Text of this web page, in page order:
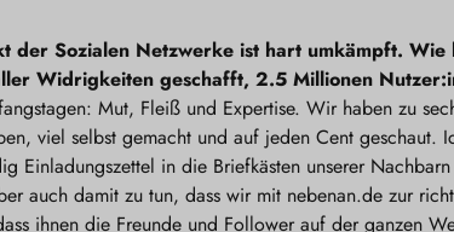
der Sozialen Netzwerke ist hart umkämpft.
Widrigkeiten geschafft, 2.5 Millionen
Mut, Fleiß und Expertise. Wir haben zu
viel selbst gemacht und auf jeden Cent
Einladungszettel in die Briefkästen unserer
auch damit zu tun, dass wir mit nebenan.de zur
ihnen die Freunde und Follower auf der ganzen